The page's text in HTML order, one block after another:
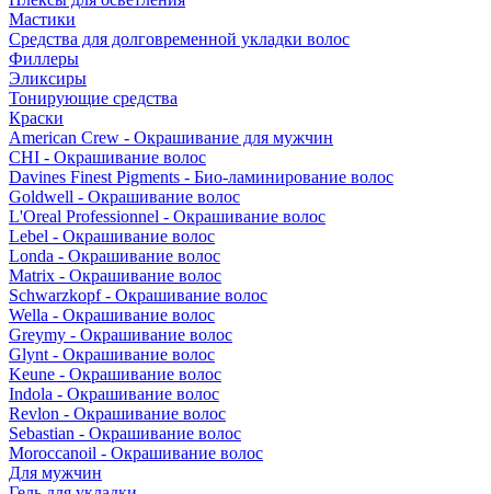
Мастики
Средства для долговременной укладки волос
Филлеры
Эликсиры
Тонирующие средства
Краски
American Crew - Окрашивание для мужчин
CHI - Окрашивание волос
Davines Finest Pigments - Био-ламинирование волос
Goldwell - Окрашивание волос
L'Oreal Professionnel - Окрашивание волос
Lebel - Окрашивание волос
Londa - Окрашивание волос
Matrix - Окрашивание волос
Schwarzkopf - Окрашивание волос
Wella - Окрашивание волос
Greymy - Окрашивание волос
Glynt - Окрашивание волос
Keune - Окрашивание волос
Indola - Окрашивание волос
Revlon - Окрашивание волос
Sebastian - Окрашивание волос
Moroccanoil - Окрашивание волос
Для мужчин